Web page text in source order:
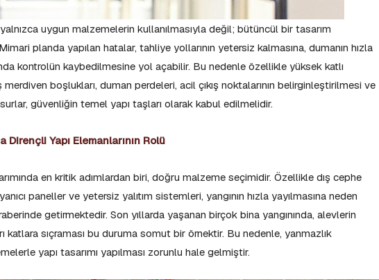
yalnızca uygun malzemelerin kullanılmasıyla değil; bütüncül bir tasarım
planda yapılan hatalar, tahliye yollarının yetersiz kalmasına, dumanın hızla
kontrolün kaybedilmesine yol açabilir. Bu nedenle özellikle yüksek katlı
merdiven boşlukları, duman perdeleri, acil çıkış noktalarının belirginleştirilmesi ve
güvenliğin temel yapı taşları olarak kabul edilmelidir.
Dirençli Yapı Elemanlarının Rolü
en kritik adımlardan biri, doğru malzeme seçimidir. Özellikle dış cephe
paneller ve yetersiz yalıtım sistemleri, yangının hızla yayılmasına neden
getirmektedir. Son yıllarda yaşanan birçok bina yangınında, alevlerin
katlara sıçraması bu duruma somut bir örnektir. Bu nedenle, yanmazlık
yapı tasarımı yapılması zorunlu hale gelmiştir.